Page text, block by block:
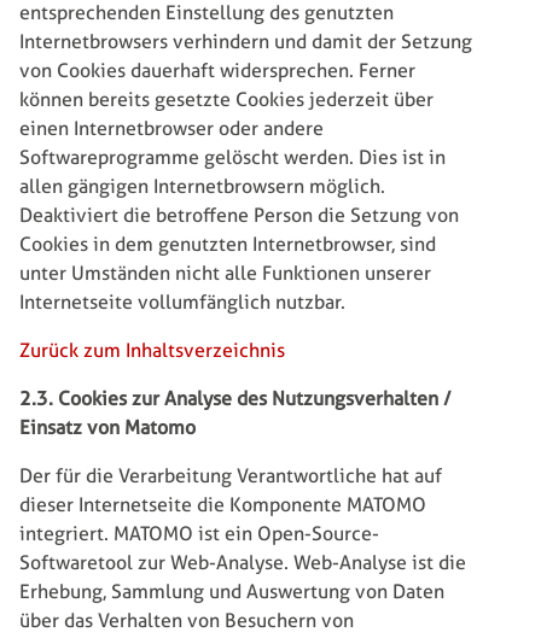
entsprechenden Einstellung des genutzten
Internetbrowsers verhindern und damit der Setzung
von Cookies dauerhaft widersprechen. Ferner
können bereits gesetzte Cookies jederzeit über
einen Internetbrowser oder andere
Softwareprogramme gelöscht werden. Dies ist in
allen gängigen Internetbrowsern möglich.
Deaktiviert die betroffene Person die Setzung von
Cookies in dem genutzten Internetbrowser, sind
unter Umständen nicht alle Funktionen unserer
Internetseite vollumfänglich nutzbar.
Zurück zum Inhaltsverzeichnis
2.3. Cookies zur Analyse des Nutzungsverhalten /
Einsatz von Matomo
Der für die Verarbeitung Verantwortliche hat auf
dieser Internetseite die Komponente MATOMO
integriert. MATOMO ist ein Open-Source-
Softwaretool zur Web-Analyse. Web-Analyse ist die
Erhebung, Sammlung und Auswertung von Daten
über das Verhalten von Besuchern von